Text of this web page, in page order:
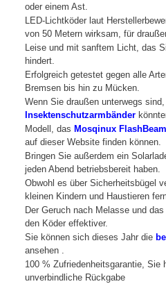
oder einem Ast.
LED-Lichtköder laut
von 50 Metern wirksam, für
Leise und mit sanftem Licht, das
hindert.
Erfolgreich getestet gegen alle
Bremsen bis hin zu Mücken.
Wenn Sie draußen unterwegs sind,
Insektenschutzarmbänder
Modell, das Mosqinux FlashBeam
auf dieser Website finden können.
Bringen Sie außerdem ein
jeden Abend betriebsbereit haben.
Obwohl es über Sicherheitsbügel
kleinen Kindern und Haustieren
Der Geruch nach Melasse und
den Köder effektiver.
Sie können sich dieses Jahr die
ansehen .
100 % Zufriedenheitsgarantie, Sie
unverbindliche Rückgabe